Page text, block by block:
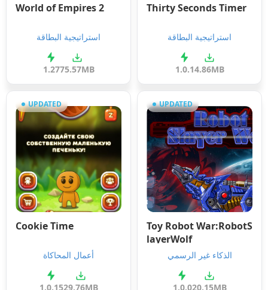
World of Empires 2
استراتيجية البطاقة
1.2775.57MB
Thirty Seconds Timer
استراتيجية البطاقة
1.0.14.86MB
UPDATED
Cookie Time
أعمال المحاكاة
1.0.1529.76MB
UPDATED
Toy Robot War:RobotS
layerWolf
الذكاء غير الرسمي
1.0.020.15MB